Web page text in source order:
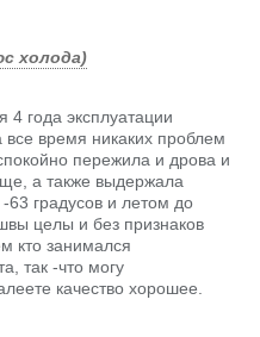
холода)
4 года эксплуатации
время никаких проблем
пережила и дрова и
а также выдержала
63 градусов и летом до
целы и без признаков
кто занимался
так -что могу
качество хорошее.